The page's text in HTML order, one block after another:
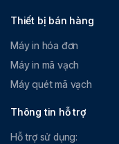
Thiết bị bán hàng
Máy in hóa đơn
Máy in mã vạch
Máy quét mã vạch
Thông tin hỗ trợ
Hỗ trợ sử dụng: